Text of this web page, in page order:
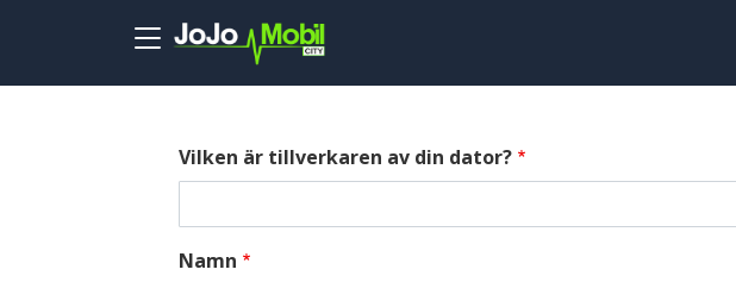
Vilken är tillverkaren av din dator?
Namn